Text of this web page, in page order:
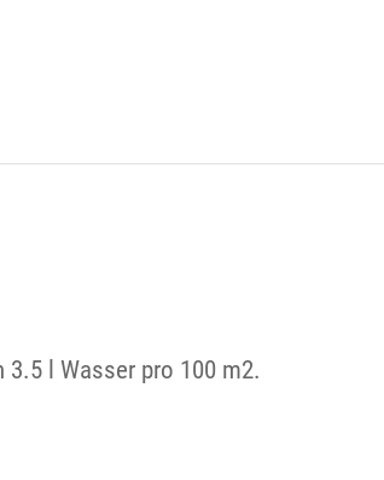
l Wasser pro 100 m2.